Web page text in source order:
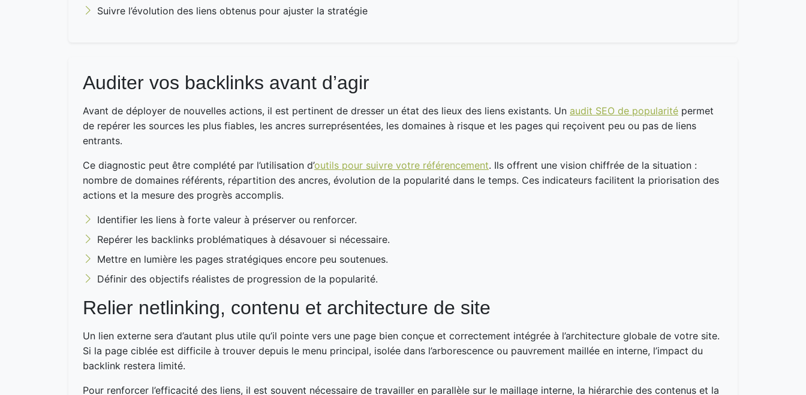
Suivre l’évolution des liens obtenus pour ajuster la stratégie
Auditer vos backlinks avant d’agir
Avant de déployer de nouvelles actions, il est pertinent de dresser un état des lieux des liens existants. Un audit SEO de popularité permet
de repérer les sources les plus fiables, les ancres surreprésentées, les domaines à risque et les pages qui reçoivent peu ou pas de liens
entrants.
Ce diagnostic peut être complété par l’utilisation d’outils pour suivre votre référencement. Ils offrent une vision chiffrée de la situation :
nombre de domaines référents, répartition des ancres, évolution de la popularité dans le temps. Ces indicateurs facilitent la priorisation des
actions et la mesure des progrès accomplis.
Identifier les liens à forte valeur à préserver ou renforcer.
Repérer les backlinks problématiques à désavouer si nécessaire.
Mettre en lumière les pages stratégiques encore peu soutenues.
Définir des objectifs réalistes de progression de la popularité.
Relier netlinking, contenu et architecture de site
Un lien externe sera d’autant plus utile qu’il pointe vers une page bien conçue et correctement intégrée à l’architecture globale de votre site.
Si la page ciblée est difficile à trouver depuis le menu principal, isolée dans l’arborescence ou pauvrement maillée en interne, l’impact du
backlink restera limité.
Pour renforcer l’efficacité des liens, il est souvent nécessaire de travailler en parallèle sur le maillage interne, la hiérarchie des contenus et la